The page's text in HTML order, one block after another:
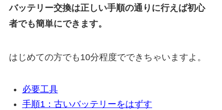
バッテリー交換は正しい手順の通りに行えば初心
者でも簡単にできます。
はじめての方でも10分程度でできちゃいますよ。
必要工具
手順1：古いバッテリーをはずす